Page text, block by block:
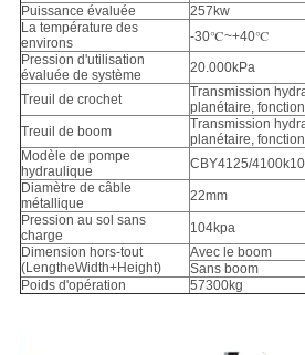
Puissance évaluée
257kw
La température des
environs
-30℃~+40℃
Pression d'utilisation
évaluée de système
20.000kPa
Treuil de crochet
Transmission
planétaire,
Treuil de boom
Transmission
planétaire,
Modèle de pompe
hydraulique
CBY4125/
Diamètre de câble
métallique
22mm
Pression au sol sans
charge
104kpa
Dimension hors-tout
(LengtheWidth+Height)
Avec le boom
Sans boom
Poids d'opération
57300kg